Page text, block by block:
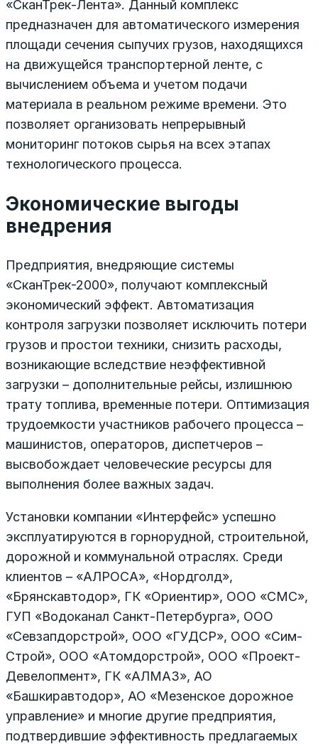
«СканТрек-Лента». Данный комплекс
предназначен для автоматического измерения
площади сечения сыпучих грузов, находящихся
на движущейся транспортерной ленте, с
вычислением объема и учетом подачи
материала в реальном режиме времени. Это
позволяет организовать непрерывный
мониторинг потоков сырья на всех этапах
технологического процесса.
Экономические выгоды
внедрения
Предприятия, внедряющие системы
«СканТрек-2000», получают комплексный
экономический эффект. Автоматизация
контроля загрузки позволяет исключить потери
грузов и простои техники, снизить расходы,
возникающие вследствие неэффективной
загрузки – дополнительные рейсы, излишнюю
трату топлива, временные потери. Оптимизация
трудоемкости участников рабочего процесса –
машинистов, операторов, диспетчеров –
высвобождает человеческие ресурсы для
выполнения более важных задач.
Установки компании «Интерфейс» успешно
эксплуатируются в горнорудной, строительной,
дорожной и коммунальной отраслях. Среди
клиентов – «АЛРОСА», «Нордголд»,
«Брянскавтодор», ГК «Ориентир», ООО «СМС»,
ГУП «Водоканал Санкт-Петербурга», ООО
«Севзапдорстрой», ООО «ГУДСР», ООО «Сим-
Строй», ООО «Атомдорстрой», ООО «Проект-
Девелопмент», ГК «АЛМАЗ», АО
«Башкиравтодор», АО «Мезенское дорожное
управление» и многие другие предприятия,
подтвердившие эффективность предлагаемых